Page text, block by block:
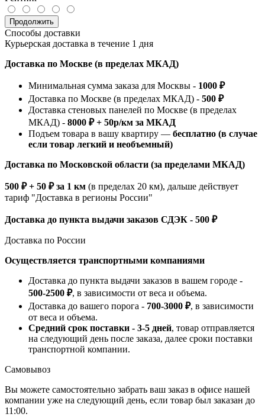
Продолжить
Способы доставки
Курьерская доставка в течение 1 дня
Доставка по Москве (в пределах МКАД)
Минимальная сумма заказа для Москвы - 1000 ₽
Доставка по Москве (в пределах МКАД) - 500 ₽
Доставка стеновых панелей по Москве (в пределах
МКАД) - 8000 ₽ + 50р/км за МКАД
Подъем товара в вашу квартиру — бесплатно (в случае
если товар легкий и необъемный)
Доставка по Московской области (за пределами МКАД)
500 ₽ + 50 ₽ за 1 км (в пределах 20 км), дальше действует
тариф "Доставка в регионы России"
Доставка до пункта выдачи заказов СДЭК - 500 ₽
Доставка по России
Осуществляется транспортными компаниями
Доставка до пункта выдачи заказов в вашем городе -
500-2500 ₽, в зависимости от веса и объема.
Доставка до вашего порога - 700-3000 ₽, в зависимости
от веса и объема.
Средний срок поставки - 3-5 дней, товар отправляется
на следующий день после заказа, далее сроки поставки
транспортной компании.
Самовывоз
Вы можете самостоятельно забрать ваш заказ в офисе нашей
компании уже на следующий день, если товар был заказан до
11:00.